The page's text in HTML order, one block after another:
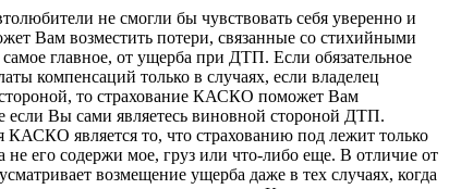
не смогли бы чувствовать себя уверенно и
Вам возместить потери, связанные со стихийными
главное, от ущерба при ДТП. Если обязательное
компенсаций только в случаях, если владелец
то страхование КАСКО поможет Вам
если Вы сами являетесь виновной стороной ДТП.
КАСКО является то, что страхованию под лежит только
не его содержи мое, груз или что-либо еще. В отличие от
возмещение ущерба даже в тех случаях, когда